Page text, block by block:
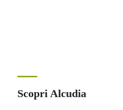
Scopri Alcudia